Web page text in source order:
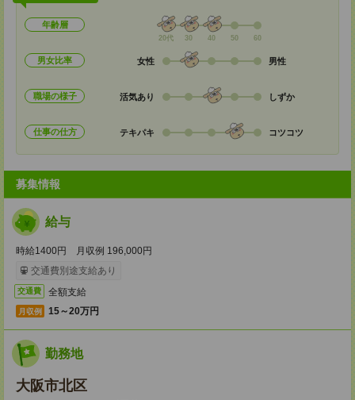
年齢層
20代 30 40 50 60
男女比率 女性 男性
職場の様子 活気あり しずか
仕事の仕方 テキパキ コツコツ
募集情報
給与
時給1400円 月収例 196,000円
交通費別途支給あり
交通費 全額支給
月収例 15～20万円
勤務地
大阪市北区